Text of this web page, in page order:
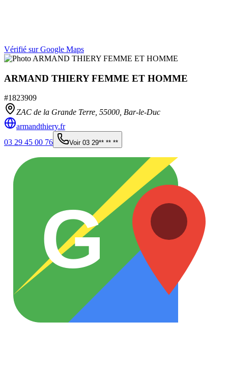
Vérifié sur Google Maps
ARMAND THIERY FEMME ET HOMME
#1823909
ZAC de la Grande Terre, 55000 Bar-le-Duc
armandthiery.fr
03 29 45 00 76
Voir 03 29** ** **
G